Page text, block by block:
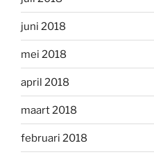
juni 2018
mei 2018
april 2018
maart 2018
februari 2018